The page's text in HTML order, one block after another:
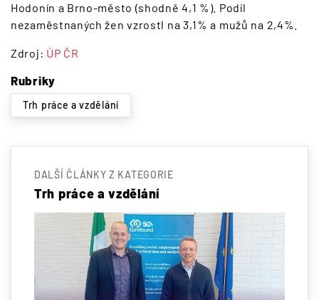
Hodonín a Brno-město (shodně 4,1 %). Podíl
nezaměstnaných žen vzrostl na 3,1% a mužů na 2,4%.
Zdroj: ÚP ČR
Rubriky
Trh práce a vzdělání
DALŠÍ ČLÁNKY Z KATEGORIE
Trh práce a vzdělání